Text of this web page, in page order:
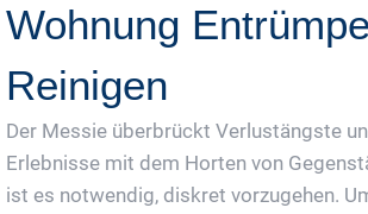
Wohnung
Reinigen
Der Messie überbrückt Verlustängste
Erlebnisse mit dem Horten von
ist es notwendig, diskret vorzugehen.